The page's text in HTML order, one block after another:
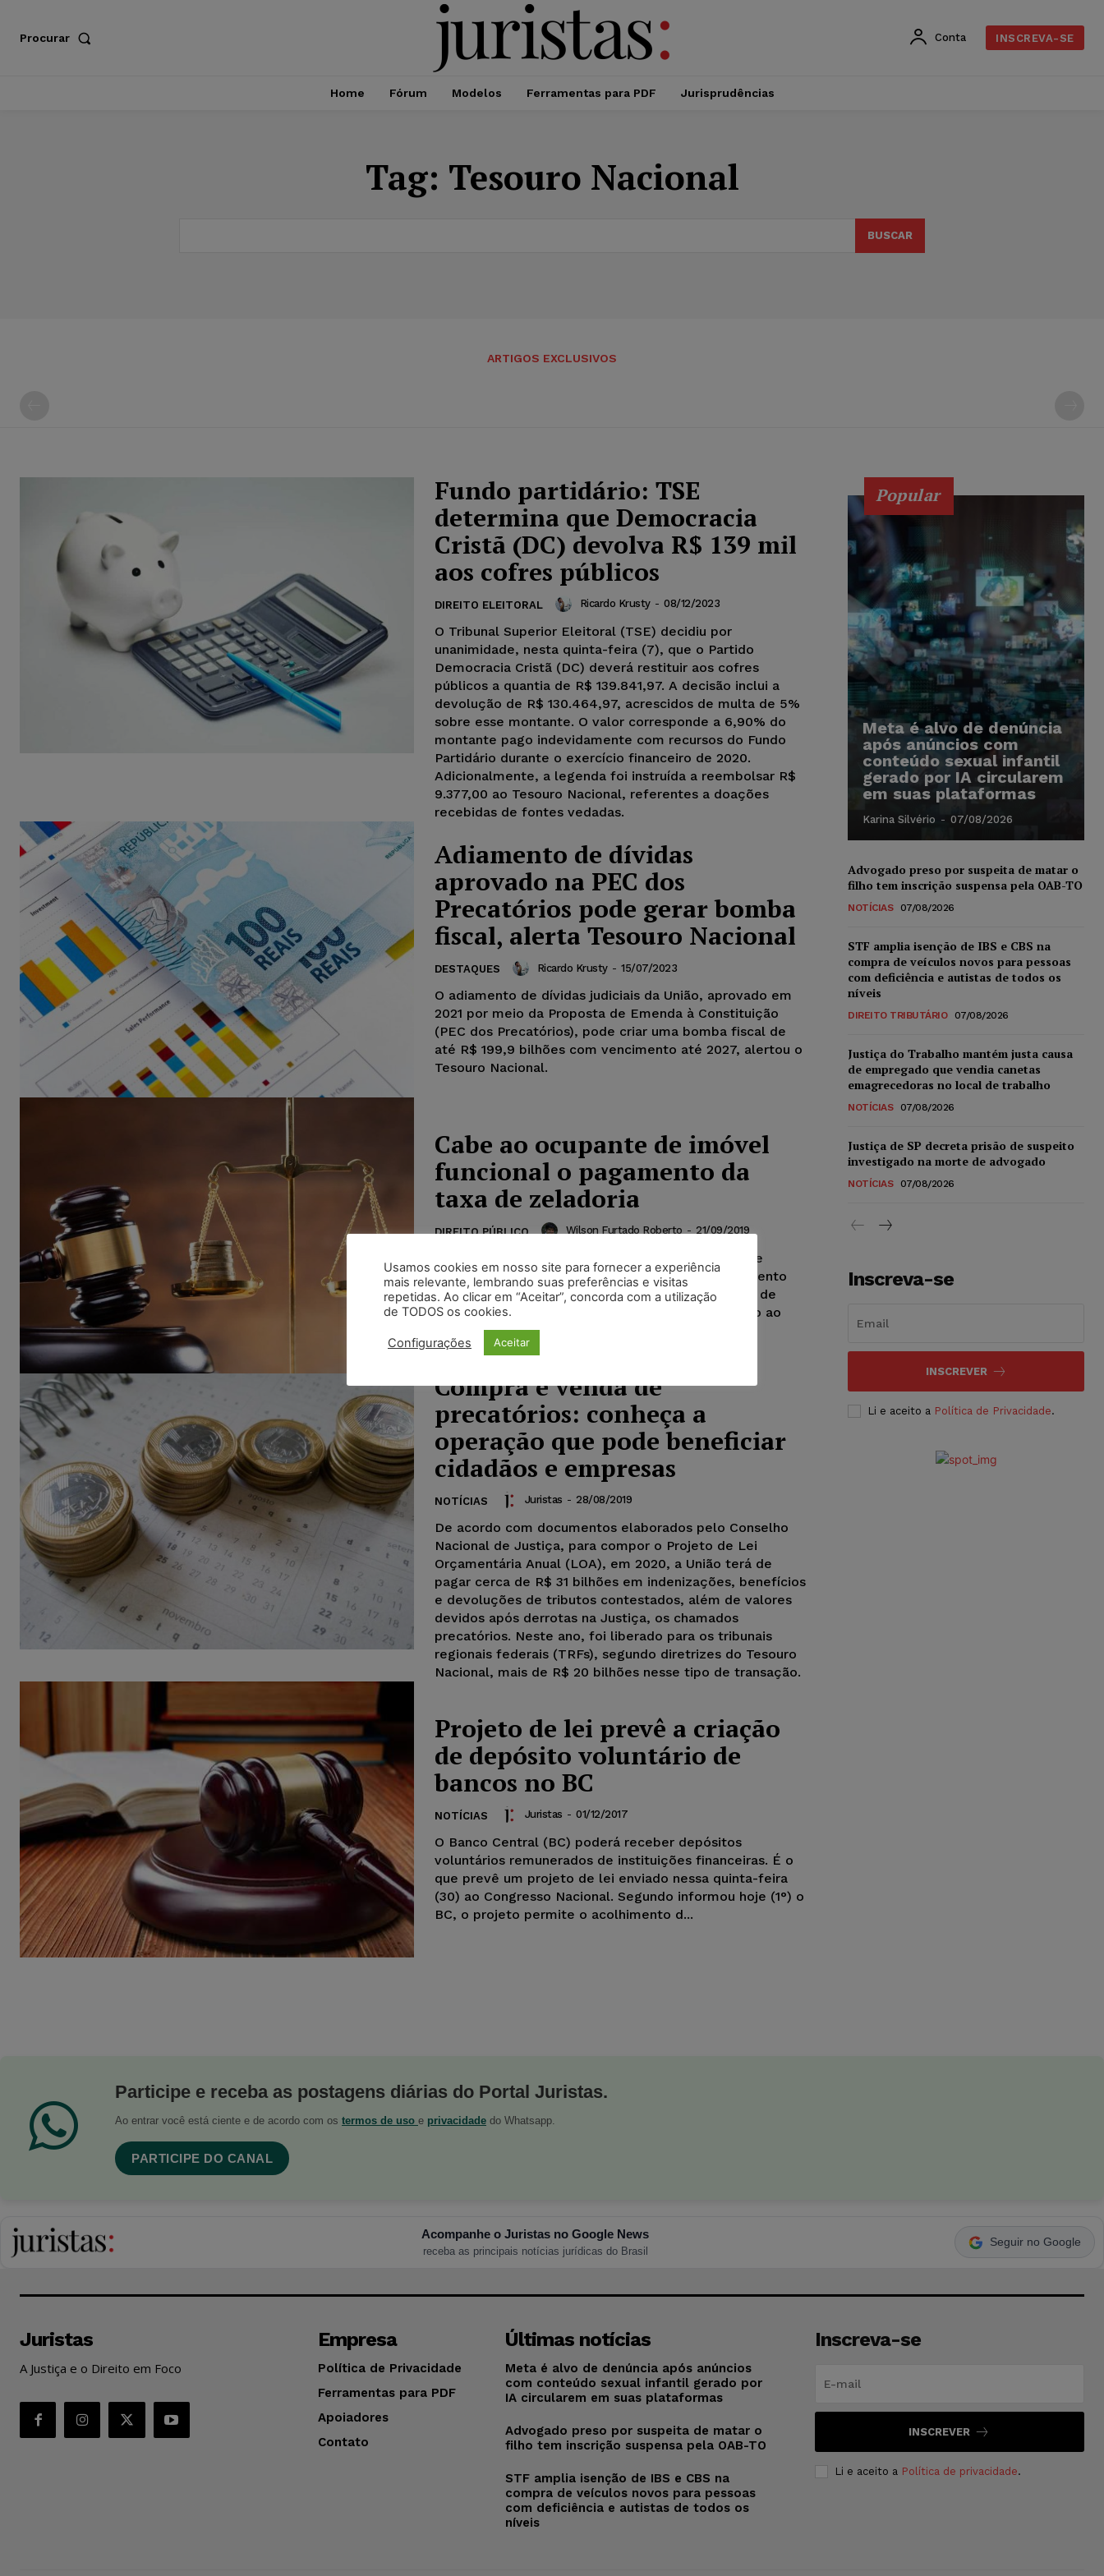
Procurar Conta INSCREVA-SE
Home Fórum Modelos Ferramentas para PDF Jurisprudências
Tag: Tesouro Nacional
BUSCAR
ARTIGOS EXCLUSIVOS
Fundo partidário: TSE
determina que Democracia
Cristã (DC) devolva R$ 139 mil
aos cofres públicos
DIREITO ELEITORAL Ricardo Krusty - 08/12/2023
O Tribunal Superior Eleitoral (TSE) decidiu por
unanimidade, nesta quinta-feira (7), que o Partido
Democracia Cristã (DC) deverá restituir aos cofres
públicos a quantia de R$ 139.841,97. A decisão inclui a
devolução de R$ 130.464,97, acrescidos de multa de 5%
sobre esse montante. O valor corresponde a 6,90% do
montante pago indevidamente com recursos do Fundo
Partidário durante o exercício financeiro de 2020.
Adicionalmente, a legenda foi instruída a reembolsar R$
9.377,00 ao Tesouro Nacional, referentes a doações
recebidas de fontes vedadas.
Adiamento de dívidas
aprovado na PEC dos
Precatórios pode gerar bomba
fiscal, alerta Tesouro Nacional
DESTAQUES Ricardo Krusty - 15/07/2023
O adiamento de dívidas judiciais da União, aprovado em
2021 por meio da Proposta de Emenda à Constituição
(PEC dos Precatórios), pode criar uma bomba fiscal de
até R$ 199,9 bilhões com vencimento até 2027, alertou o
Tesouro Nacional.
Cabe ao ocupante de imóvel
funcional o pagamento da
taxa de zeladoria
DIREITO PÚBLICO Wilson Furtado Roberto - 21/09/2019
Gastos com a zeladoria do imóvel funcional são de
responsabilidade do ocupante do bem, e o pagamento
deve ser realizado por meio de desconto na folha de
pagamento através de documento de arrecadação ao
Tesouro Nacional...
Compra e venda de
precatórios: conheça a
operação que pode beneficiar
cidadãos e empresas
NOTÍCIAS Juristas - 28/08/2019
De acordo com documentos elaborados pelo Conselho
Nacional de Justiça, para compor o Projeto de Lei
Orçamentária Anual (LOA), em 2020, a União terá de
pagar cerca de R$ 31 bilhões em indenizações, benefícios
e devoluções de tributos contestados, além de valores
devidos após derrotas na Justiça, os chamados
precatórios. Neste ano, foi liberado para os tribunais
regionais federais (TRFs), segundo diretrizes do Tesouro
Nacional, mais de R$ 20 bilhões nesse tipo de transação.
Projeto de lei prevê a criação
de depósito voluntário de
bancos no BC
NOTÍCIAS Juristas - 01/12/2017
O Banco Central (BC) poderá receber depósitos
voluntários remunerados de instituições financeiras. É o
que prevê um projeto de lei enviado nessa quinta-feira
(30) ao Congresso Nacional. Segundo informou hoje (1°) o
BC, o projeto permite o acolhimento d...
Popular
Meta é alvo de denúncia
após anúncios com
conteúdo sexual infantil
gerado por IA circularem
em suas plataformas
Karina Silvério - 07/08/2026
Advogado preso por suspeita de matar o
filho tem inscrição suspensa pela OAB-TO
NOTÍCIAS 07/08/2026
STF amplia isenção de IBS e CBS na
compra de veículos novos para pessoas
com deficiência e autistas de todos os
níveis
DIREITO TRIBUTÁRIO 07/08/2026
Justiça do Trabalho mantém justa causa
de empregado que vendia canetas
emagrecedoras no local de trabalho
NOTÍCIAS 07/08/2026
Justiça de SP decreta prisão de suspeito
investigado na morte de advogado
NOTÍCIAS 07/08/2026
Inscreva-se
INSCREVER
Li e aceito a Política de Privacidade.
Participe e receba as postagens diárias do Portal Juristas.
Ao entrar você está ciente e de acordo com os termos de uso e privacidade do Whatsapp.
PARTICIPE DO CANAL
Acompanhe o Juristas no Google News
receba as principais notícias jurídicas do Brasil
Seguir no Google
Juristas
A Justiça e o Direito em Foco
Empresa
Política de Privacidade
Ferramentas para PDF
Apoiadores
Contato
Últimas notícias
Meta é alvo de denúncia após anúncios
com conteúdo sexual infantil gerado por
IA circularem em suas plataformas
Advogado preso por suspeita de matar o
filho tem inscrição suspensa pela OAB-TO
STF amplia isenção de IBS e CBS na
compra de veículos novos para pessoas
com deficiência e autistas de todos os
níveis
Inscreva-se
INSCREVER
Li e aceito a Política de privacidade.
Usamos cookies em nosso site para fornecer a experiência
mais relevante, lembrando suas preferências e visitas
repetidas. Ao clicar em “Aceitar”, concorda com a utilização
de TODOS os cookies.
Configurações Aceitar